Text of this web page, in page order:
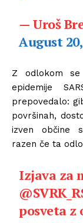
— Uroš
August
Z odlokom se
epidemije
prepovedalo:
površinah,
izven občine
razen če ta
Izjava za
posveta